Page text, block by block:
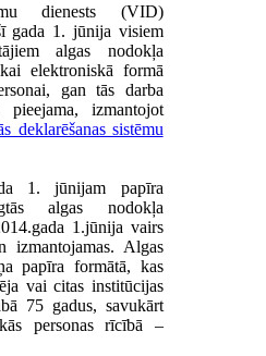
dienests (VID)
gada 1. jūnija visiem
algas nodokļa
elektroniskā formā
gan tās darba
izmantojot
deklarēšanas sistēmu
1. jūnijam papīra
algas nodokļa
1.jūnija vairs
izmantojamas. Algas
papīra formātā, kas
vai citas institūcijas
75 gadus, savukārt
personas rīcībā –